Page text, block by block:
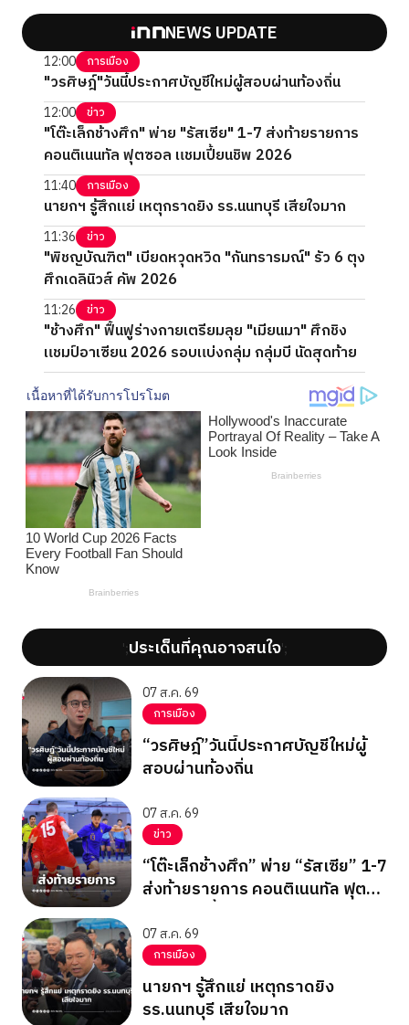
NEWS UPDATE
12:00 การเมือง
"วรศิษฎ์"วันนี้ประกาศบัญชีใหม่ผู้สอบผ่านท้องถิ่น
12:00 ข่าว
"โต๊ะเล็กช้างศึก" พ่าย "รัสเซีย" 1-7 ส่งท้ายรายการ
คอนติเนนทัล ฟุตซอล แชมเปี้ยนชิพ 2026
11:40 การเมือง
นายกฯ รู้สึกแย่ เหตุกราดยิง รร.นนทบุรี เสียใจมาก
11:36 ข่าว
"พิชญบัณฑิต" เบียดหวุดหวิด "กันทรารมณ์" รัว 6 ตุง
ศึกเดลินิวส์ คัพ 2026
11:26 ข่าว
"ช้างศึก" ฟื้นฟูร่างกายเตรียมลุย "เมียนมา" ศึกชิง
แชมป์อาเซียน 2026 รอบแบ่งกลุ่ม กลุ่มบี นัดสุดท้าย
';ประเด็นที่คุณอาจสนใจ';
07 ส.ค. 69
การเมือง
“วรศิษฎ์”วันนี้ประกาศบัญชีใหม่ผู้
สอบผ่านท้องถิ่น
07 ส.ค. 69
ข่าว
“โต๊ะเล็กช้างศึก” พ่าย “รัสเซีย” 1-7
ส่งท้ายรายการ คอนติเนนทัล ฟุต
07 ส.ค. 69
การเมือง
นายกฯ รู้สึกแย่ เหตุกราดยิง
รร.นนทบุรี เสียใจมาก